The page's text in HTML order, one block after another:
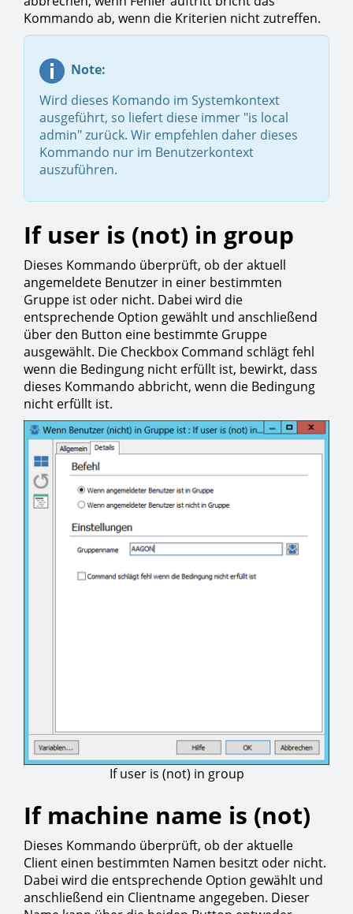
Kommando ab, wenn die Kriterien nicht zutreffen.
Note:
Wird dieses Komando im Systemkontext
ausgeführt, so liefert diese immer "is local
admin" zurück. Wir empfehlen daher dieses
Kommando nur im Benutzerkontext
auszuführen.
If user is (not) in group
Dieses Kommando überprüft, ob der aktuell
angemeldete Benutzer in einer bestimmten
Gruppe ist oder nicht. Dabei wird die
entsprechende Option gewählt und anschließend
über den Button eine bestimmte Gruppe
ausgewählt. Die Checkbox Command schlägt fehl
wenn die Bedingung nicht erfüllt ist, bewirkt, dass
dieses Kommando abbricht, wenn die Bedingung
nicht erfüllt ist.
If user is (not) in group
If machine name is (not)
Dieses Kommando überprüft, ob der aktuelle
Client einen bestimmten Namen besitzt oder nicht.
Dabei wird die entsprechende Option gewählt und
anschließend ein Clientname angegeben. Dieser